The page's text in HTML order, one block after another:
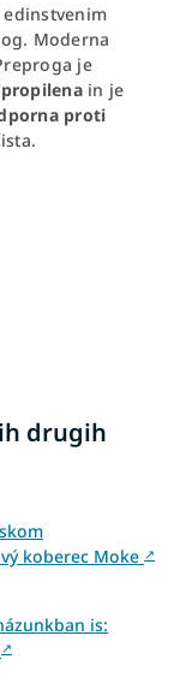
Moderna
je
in je
proti
drugih
koberec Moke ↗
is:
↗